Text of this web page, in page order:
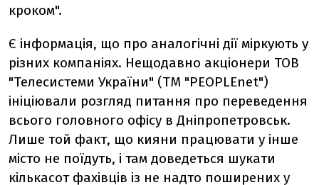
кроком".
Є інформація, що про аналогічні дії міркують у
різних компаніях. Нещодавно акціонери ТОВ
"Телесистеми України" (ТМ "PEOPLEnet")
ініціювали розгляд питання про переведення
всього головного офісу в Дніпропетровськ.
Лише той факт, що кияни працювати у інше
місто не поїдуть, і там доведеться шукати
кількасот фахівців із не надто поширених у